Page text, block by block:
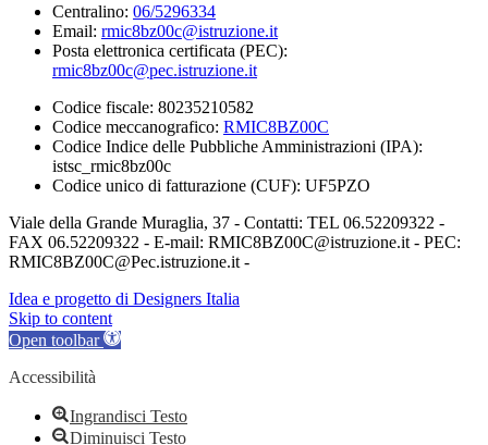
Centralino: 06/5296334
Email: rmic8bz00c@istruzione.it
Posta elettronica certificata (PEC):
rmic8bz00c@pec.istruzione.it
Codice fiscale: 80235210582
Codice meccanografico: RMIC8BZ00C
Codice Indice delle Pubbliche Amministrazioni (IPA):
istsc_rmic8bz00c
Codice unico di fatturazione (CUF): UF5PZO
Viale della Grande Muraglia, 37 - Contatti: TEL 06.52209322 -
FAX 06.52209322 - E-mail: RMIC8BZ00C@istruzione.it - PEC:
RMIC8BZ00C@Pec.istruzione.it -
Idea e progetto di Designers Italia
Skip to content
Open toolbar
Accessibilità
Ingrandisci Testo
Diminuisci Testo